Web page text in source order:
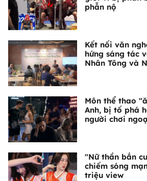
phẫn nộ
Kết nối văn
hứng sáng tác
Nhân Tông và
Môn thể thao
Anh, bị tố phá
người chơi
"Nữ thần bắn
chiếm sóng
triệu view